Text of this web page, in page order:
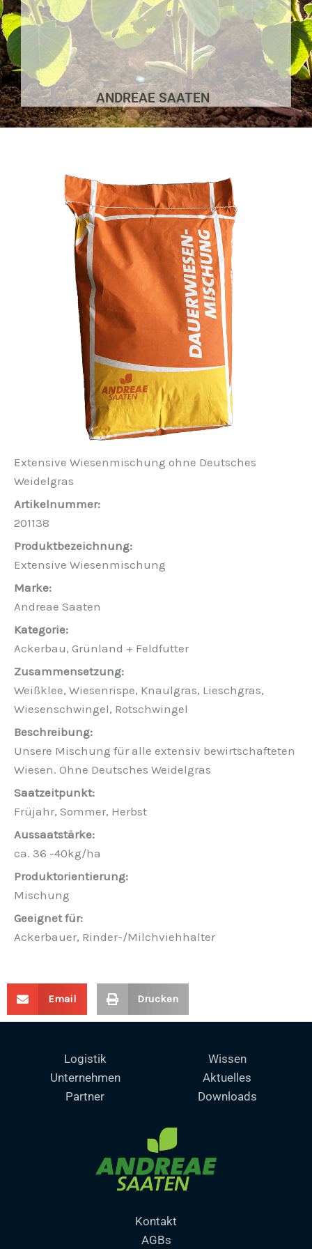
ANDREAE SAATEN
Extensive Wiesenmischung ohne Deutsches
Weidelgras
201138
Extensive Wiesenmischung
Andreae Saaten
Ackerbau, Grünland + Feldfutter
Weißklee, Wiesenrispe, Knaulgras, Lieschgras,
Wiesenschwingel, Rotschwingel
Unsere Mischung für alle extensiv bewirtschafteten
Wiesen. Ohne Deutsches Weidelgras
Früjahr, Sommer, Herbst
ca. 36 -40kg/ha
Mischung
Ackerbauer, Rinder-/Milchviehhalter
Email Drucken
Logistik
Unternehmen
Partner
Wissen
Aktuelles
Downloads
Kontakt
AGBs